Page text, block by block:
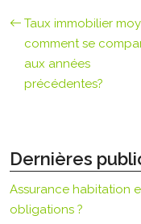
Taux immobilier
comment se
aux années
précédentes?
Dernières
Assurance habitation
obligations ?